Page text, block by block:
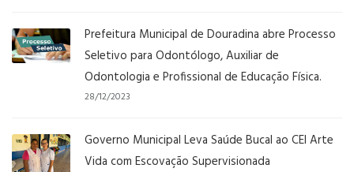
Prefeitura Municipal de Douradina abre Processo
Seletivo para Odontólogo, Auxiliar de
Odontologia e Profissional de Educação Física.
28/12/2023
Governo Municipal Leva Saúde Bucal ao CEI Arte
Vida com Escovação Supervisionada